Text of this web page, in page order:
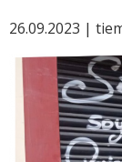
26.09.2023 |